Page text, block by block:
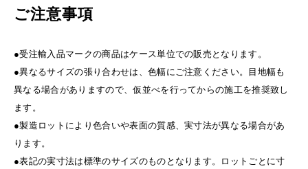
ご注意事項
●受注輸入品マークの商品はケース単位での販売となります。
●異なるサイズの張り合わせは、色幅にご注意ください。目地幅も
異なる場合がありますので、仮並べを行ってからの施工を推奨致し
ます。
●製造ロットにより色合いや表面の質感、実寸法が異なる場合があ
ります。
●表記の実寸法は標準のサイズのものとなります。ロットごとに寸